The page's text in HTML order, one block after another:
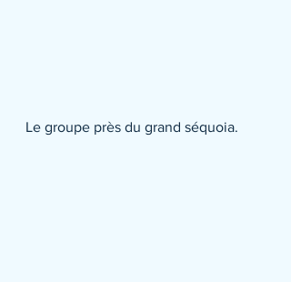
Le groupe près du grand séquoia.